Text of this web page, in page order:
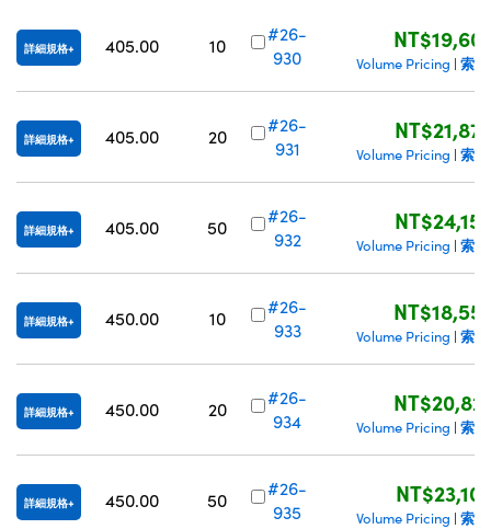
詳細規格 405.00 10
#26-
930
Volume Pricing | 索
詳細規格 405.00 20
#26-
931
Volume Pricing | 索
詳細規格 405.00 50
#26-
932
Volume Pricing | 索
詳細規格 450.00 10
#26-
933
Volume Pricing | 索
詳細規格 450.00 20
#26-
934
Volume Pricing | 索
詳細規格 450.00 50
#26-
935
Volume Pricing | 索